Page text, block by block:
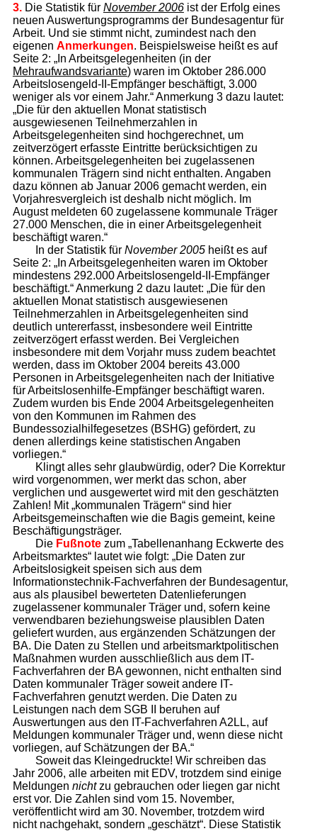
3.Die Statistik für November 2006ist der Erfolg eines
neuen Auswertungsprogramms der Bundesagentur für
Arbeit. Und sie stimmt nicht, zumindest nach den
eigenen Anmerkungen. Beispielsweise heißt es auf
Seite 2: „In Arbeitsgelegenheiten (in der
Mehraufwandsvariante) waren im Oktober 286.000
Arbeitslosengeld-II-Empfänger beschäftigt, 3.000
weniger als vor einem Jahr.“ Anmerkung 3 dazu lautet:
„Die für den aktuellen Monat statistisch
ausgewiesenen Teilnehmerzahlen in
Arbeitsgelegenheiten sind hochgerechnet, um
zeitverzögert erfasste Eintritte berücksichtigen zu
können. Arbeitsgelegenheiten bei zugelassenen
kommunalen Trägern sind nicht enthalten. Angaben
dazu können ab Januar 2006 gemacht werden, ein
Vorjahresvergleich ist deshalb nicht möglich. Im
August meldeten 60 zugelassene kommunale Träger
27.000 Menschen, die in einer Arbeitsgelegenheit
beschäftigt waren.“
In der Statistik für November 2005heißt es auf
Seite 2: „In Arbeitsgelegenheiten waren im Oktober
mindestens 292.000 Arbeitslosengeld-II-Empfänger
beschäftigt.“ Anmerkung 2 dazu lautet: „Die für den
aktuellen Monat statistisch ausgewiesenen
Teilnehmerzahlen in Arbeitsgelegenheiten sind
deutlich untererfasst, insbesondere weil Eintritte
zeitverzögert erfasst werden. Bei Vergleichen
insbesondere mit dem Vorjahr muss zudem beachtet
werden, dass im Oktober 2004 bereits 43.000
Personen in Arbeitsgelegenheiten nach der Initiative
für Arbeitslosenhilfe-Empfänger beschäftigt waren.
Zudem wurden bis Ende 2004 Arbeitsgelegenheiten
von den Kommunen im Rahmen des
Bundessozialhilfegesetzes (BSHG) gefördert, zu
denen allerdings keine statistischen Angaben
vorliegen.“
Klingt alles sehr glaubwürdig, oder? Die Korrektur
wird vorgenommen, wer merkt das schon, aber
verglichen und ausgewertet wird mit den geschätzten
Zahlen! Mit „kommunalen Trägern“ sind hier
Arbeitsgemeinschaften wie die Bagis gemeint, keine
Beschäftigungsträger.
Die Fußnotezum „Tabellenanhang Eckwerte des
Arbeitsmarktes“ lautet wie folgt: „Die Daten zur
Arbeitslosigkeit speisen sich aus dem
Informationstechnik-Fachverfahren der Bundesagentur,
aus als plausibel bewerteten Datenlieferungen
zugelassener kommunaler Träger und, sofern keine
verwendbaren beziehungsweise plausiblen Daten
geliefert wurden, aus ergänzenden Schätzungen der
BA. Die Daten zu Stellen und arbeitsmarktpolitischen
Maßnahmen wurden ausschließlich aus dem IT-
Fachverfahren der BA gewonnen, nicht enthalten sind
Daten kommunaler Träger soweit andere IT-
Fachverfahren genutzt werden. Die Daten zu
Leistungen nach dem SGB II beruhen auf
Auswertungen aus den IT-Fachverfahren A2LL, auf
Meldungen kommunaler Träger und, wenn diese nicht
vorliegen, auf Schätzungen der BA.“
Soweit das Kleingedruckte! Wir schreiben das
Jahr 2006, alle arbeiten mit EDV, trotzdem sind einige
Meldungen nichtzu gebrauchen oder liegen gar nicht
erst vor. Die Zahlen sind vom 15. November,
veröffentlicht wird am 30. November, trotzdem wird
nicht nachgehakt, sondern „geschätzt“. Diese Statistik